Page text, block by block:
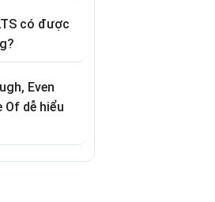
có được
Even
Of dễ hiểu